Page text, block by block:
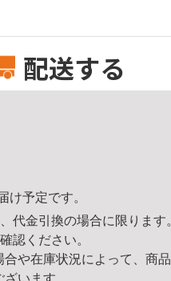
配送する
け予定です。
代金引換の場合に限ります
認ください。
や在庫状況によって、商
います。